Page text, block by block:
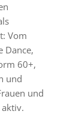
Vom
Dance,
60+,
und
und